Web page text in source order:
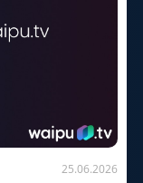
25.06.2026